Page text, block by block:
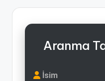
Aranma
İsim